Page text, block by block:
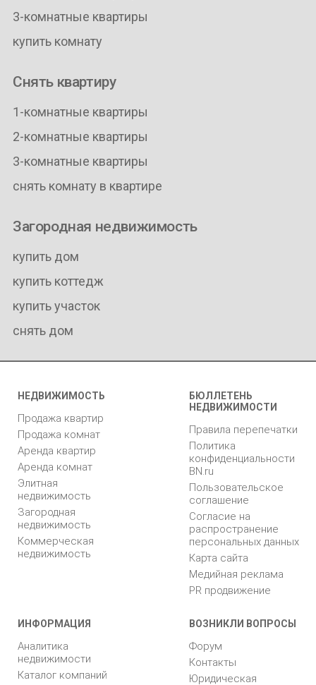
3-комнатные квартиры
купить комнату
Снять квартиру
1-комнатные квартиры
2-комнатные квартиры
3-комнатные квартиры
снять комнату в квартире
Загородная недвижимость
купить дом
купить коттедж
купить участок
снять дом
НЕДВИЖИМОСТЬ
Продажа квартир
Продажа комнат
Аренда квартир
Аренда комнат
Элитная
недвижимость
Загородная
недвижимость
Коммерческая
недвижимость
БЮЛЛЕТЕНЬ
НЕДВИЖИМОСТИ
Правила перепечатки
Политика
конфиденциальности
BN.ru
Пользовательское
соглашение
Согласие на
распространение
персональных данных
Карта сайта
Медийная реклама
PR продвижение
ИНФОРМАЦИЯ
Аналитика
недвижимости
Каталог компаний
ВОЗНИКЛИ ВОПРОСЫ
Форум
Контакты
Юридическая